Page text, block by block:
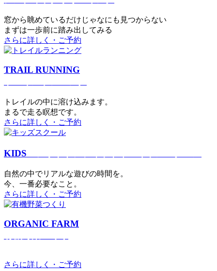
窓から眺めているだけじゃなにも見つからない
まずは一歩前に踏み出してみる
さらに詳しく・ご予約
TRAIL RUNNING
トレイルの中に溶け込みます。
まるで⾛る瞑想です。
さらに詳しく・ご予約
KIDS
⾃然の中でリアルな遊びの時間を。
今、⼀番必要なこと。
さらに詳しく・ご予約
ORGANIC FARM
さらに詳しく・ご予約